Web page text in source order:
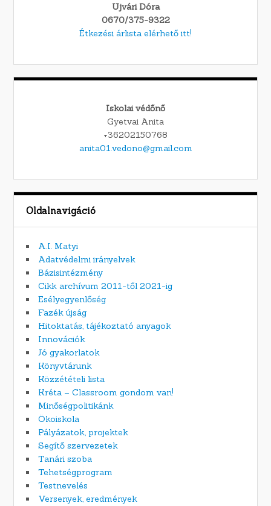
Ujvári Dóra
0670/375-9322
Étkezési árlista elérhető itt!
Iskolai védőnő
Gyetvai Anita
+36202150768
anita01.vedono@gmail.com
Oldalnavigáció
A.I. Matyi
Adatvédelmi irányelvek
Bázisintézmény
Cikk archívum 2011-től 2021-ig
Esélyegyenlőség
Fazék újság
Hitoktatás, tájékoztató anyagok
Innovációk
Jó gyakorlatok
Könyvtárunk
Közzétételi lista
Kréta – Classroom gondom van!
Minőségpolitikánk
Ökoiskola
Pályázatok, projektek
Segítő szervezetek
Tanári szoba
Tehetségprogram
Testnevelés
Versenyek, eredmények